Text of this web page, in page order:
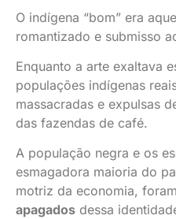
O indígena “bom” era
romantizado e submisso
Enquanto a arte exaltava
populações indígenas
massacradas e expulsas
das fazendas de café.
A população negra e os
esmagadora maioria do
motriz da economia, foram
apagados dessa